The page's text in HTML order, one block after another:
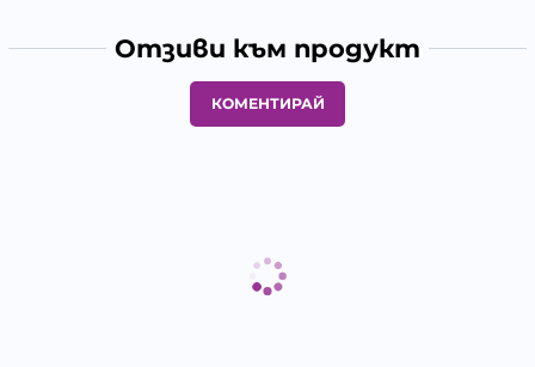
Отзиви към продукт
КОМЕНТИРАЙ